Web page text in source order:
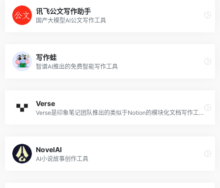
讯飞公文写作助手
国产大模型AI公文写作工具
写作蛙
智谱AI推出的免费智能写作工具
Verse
Verse是印象笔记团队推出的类似于Notion的模块化文档写作工具，目前Verse已接入了「印象AI」的能力，成为即开即用、全平台覆盖的新一代AI写作工具。你可以将Verse作为你的工作台、知识库，甚至是云大脑，使用Verse灵感自动产生，文章一键生成，创作领先一步。
NovelAI
AI小说故事创作工具